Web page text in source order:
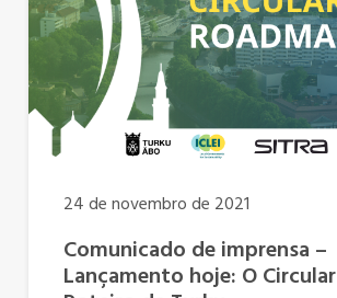
24 de novembro de 2021
Comunicado de imprensa –
Lançamento hoje: O Circular